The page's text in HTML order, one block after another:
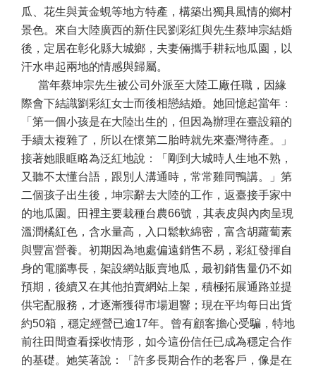
瓜、花生與黃金蜆等地方特產，構築出獨具風情的鄉村
景色。來自大陸廣西的新住民劉彩紅與先生蔡坤宗結婚
後，定居在彰化縣大城鄉，夫妻倆攜手耕耘地瓜園，以
汗水串起兩地的情感與歸屬。
當年蔡坤宗先生被公司外派至大陸工廠任職，因緣
際會下結識劉彩紅女士而後相戀結婚。她回憶起當年：
「第一個小孩是在大陸出生的，但因為辦理在臺設籍的
手續太複雜了，所以在懷第二胎時就先來臺灣待產。」
接著她眼眶略為泛紅地說：「剛到大城時人生地不熟，
又聽不太懂台語，跟別人溝通時，常常雞同鴨講。」第
二個孩子出生後，坤宗辭去大陸的工作，返臺接手家中
的地瓜園。田裡主要栽種台農66號，其表皮與內肉呈現
溫潤橘紅色，含水量高，入口鬆軟綿密，富含胡蘿蔔素
與豐富營養。初期因為地處偏遠銷售不易，彩紅發揮自
身的電腦專長，架設網站販賣地瓜，最初銷售量仍不如
預期，後續又在其他拍賣網站上架，積極拓展通路並提
供宅配服務，才逐漸獲得市場迴響；現在平均每日出貨
約50箱，穩定經營已逾17年。曾有顧客擔心受騙，特地
前往田間查看採收情形，如今這份信任已成為穩定合作
的基礎。她笑著說：「許多長期合作的老客戶，像是在